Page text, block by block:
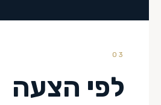
03
לפי הצעה